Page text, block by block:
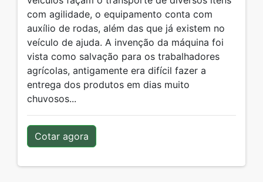
com agilidade, o equipamento conta com
auxílio de rodas, além das que já existem no
veículo de ajuda. A invenção da máquina foi
vista como salvação para os trabalhadores
agrícolas, antigamente era difícil fazer a
entrega dos produtos em dias muito
chuvosos...
Cotar agora